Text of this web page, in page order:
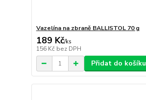
Vazelína na zbraně BALLISTOL 70 g
189 Kč/ks
156 Kč bez DPH
Přidat do košíku